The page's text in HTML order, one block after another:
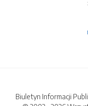
Biuletyn Informacji